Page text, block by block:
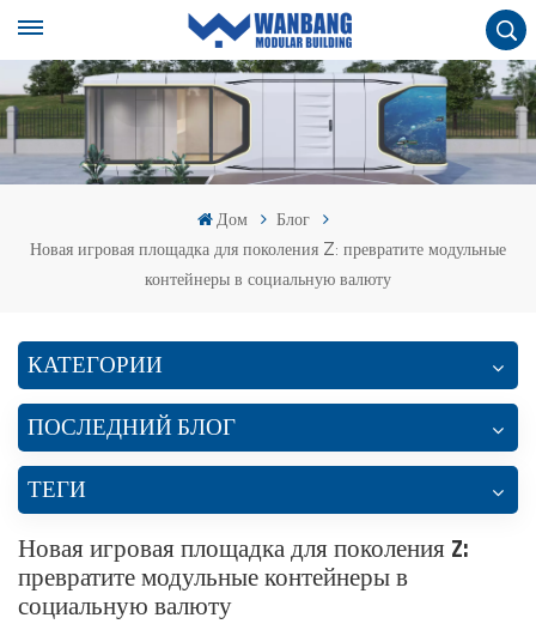
Дом
Блог
Новая игровая площадка для поколения Z: превратите модульные
контейнеры в социальную валюту
КАТЕГОРИИ
ПОСЛЕДНИЙ БЛОГ
ТЕГИ
Новая игровая площадка для поколения Z:
превратите модульные контейнеры в
социальную валюту